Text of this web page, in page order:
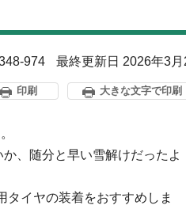
974 最終更新日 2026年3月
印刷 大きな文字で印刷
、随分と早い雪解けだったよ
イヤの装着をおすすめしま